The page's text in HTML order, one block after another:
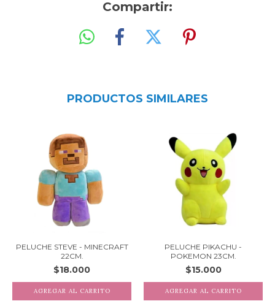
Compartir:
PRODUCTOS SIMILARES
PELUCHE STEVE - MINECRAFT
22CM.
$18.000
PELUCHE PIKACHU -
POKEMON 23CM.
$15.000